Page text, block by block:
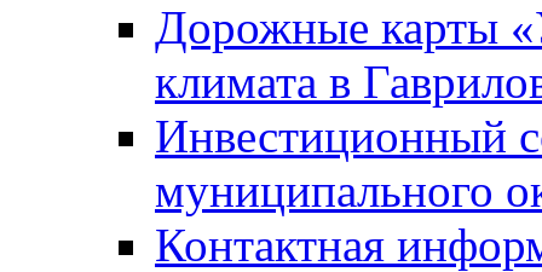
Дорожные карты
климата в
Инвестиционный
муниципального
Контактная